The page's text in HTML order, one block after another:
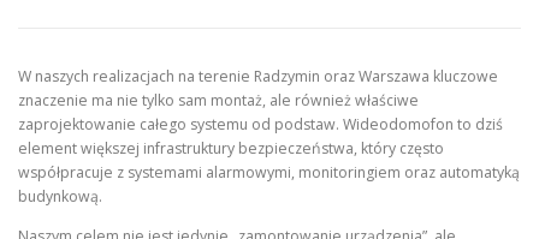
W naszych realizacjach na terenie Radzymin oraz Warszawa kluczowe
znaczenie ma nie tylko sam montaż, ale również właściwe
zaprojektowanie całego systemu od podstaw. Wideodomofon to dziś
element większej infrastruktury bezpieczeństwa, który często
współpracuje z systemami alarmowymi, monitoringiem oraz automatyką
budynkową.